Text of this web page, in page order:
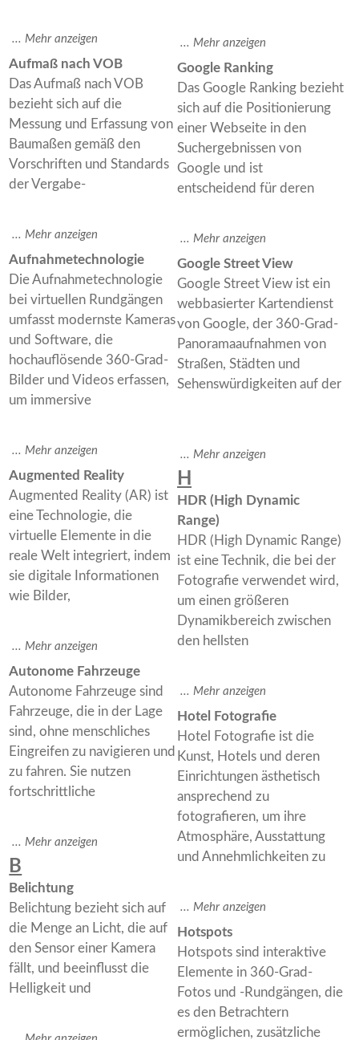
Aufmaß nach VOB
Das Aufmaß nach VOB
bezieht sich auf die
Messung und Erfassung von
Baumaßen gemäß den
Vorschriften und Standards
der Vergabe-
Aufnahmetechnologie
Die Aufnahmetechnologie
bei virtuellen Rundgängen
umfasst modernste Kameras
und Software, die
hochauflösende 360-Grad-
Bilder und Videos erfassen,
um immersive
Augmented Reality
Augmented Reality (AR) ist
eine Technologie, die
virtuelle Elemente in die
reale Welt integriert, indem
sie digitale Informationen
wie Bilder,
Autonome Fahrzeuge
Autonome Fahrzeuge sind
Fahrzeuge, die in der Lage
sind, ohne menschliches
Eingreifen zu navigieren und
zu fahren. Sie nutzen
fortschrittliche
B
Belichtung
Belichtung bezieht sich auf
die Menge an Licht, die auf
den Sensor einer Kamera
fällt, und beeinflusst die
Helligkeit und
Google Ranking
Das Google Ranking bezieht
sich auf die Positionierung
einer Webseite in den
Suchergebnissen von
Google und ist
entscheidend für deren
Google Street View
Google Street View ist ein
webbasierter Kartendienst
von Google, der 360-Grad-
Panoramaaufnahmen von
Straßen, Städten und
Sehenswürdigkeiten auf der
H
HDR (High Dynamic
Range)
HDR (High Dynamic Range)
ist eine Technik, die bei der
Fotografie verwendet wird,
um einen größeren
Dynamikbereich zwischen
den hellsten
Hotel Fotografie
Hotel Fotografie ist die
Kunst, Hotels und deren
Einrichtungen ästhetisch
ansprechend zu
fotografieren, um ihre
Atmosphäre, Ausstattung
und Annehmlichkeiten zu
Hotspots
Hotspots sind interaktive
Elemente in 360-Grad-
Fotos und -Rundgängen, die
es den Betrachtern
ermöglichen, zusätzliche